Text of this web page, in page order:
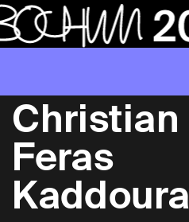
Christian
Feras
Kaddoura